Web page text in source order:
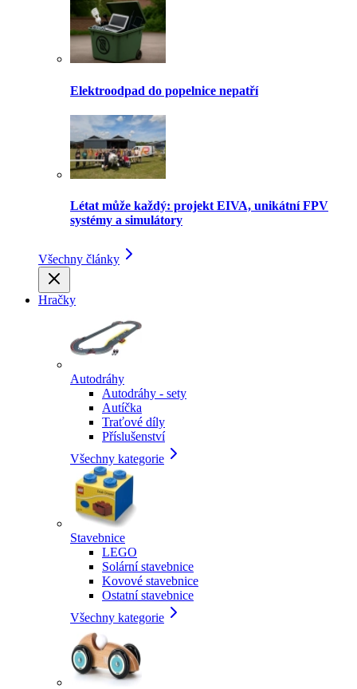
Elektroodpad do popelnice nepatří
Létat může každý: projekt EIVA, unikátní FPV
systémy a simulátory
Všechny články
Hračky
Autodráhy
Autodráhy - sety
Autíčka
Traťové díly
Příslušenství
Všechny kategorie
Stavebnice
LEGO
Solární stavebnice
Kovové stavebnice
Ostatní stavebnice
Všechny kategorie